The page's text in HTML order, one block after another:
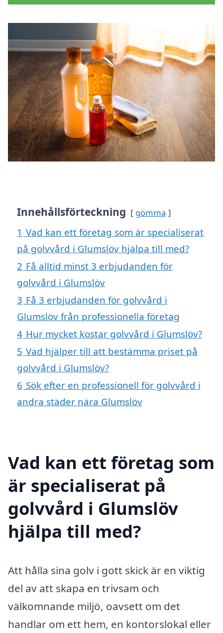
Innehållsförteckning gömma
1 Vad kan ett företag som är specialiserat
på golvvård i Glumslöv hjälpa till med?
2 Få alltid minst 3 erbjudanden för
golvvård i Glumslöv
3 Få 3 erbjudanden för golvvård i
Glumslöv från professionella företag
4 Hur mycket kostar golvvård i Glumslöv?
5 Vad hjälper till att bestämma priset på
golvvård i Glumslöv?
6 Sök efter en professionell för golvvård i
andra städer nära Glumslöv
Vad kan ett företag som
är specialiserat på
golvvård i Glumslöv
hjälpa till med?
Att hålla sina golv i gott skick är en viktig
del av att skapa en trivsam och
välkomnande miljö, oavsett om det
handlar om ett hem, en kontorslokal eller